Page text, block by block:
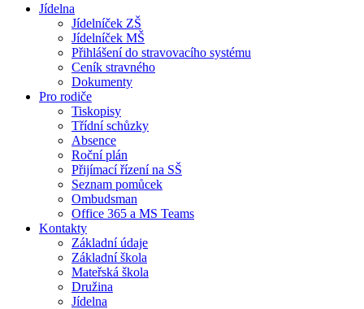
Jídelna
Jídelníček ZŠ
Jídelníček MŠ
Přihlášení do stravovacího systému
Ceník stravného
Dokumenty
Pro rodiče
Tiskopisy
Třídní schůzky
Absence
Roční plán
Přijímací řízení na SŠ
Seznam pomůcek
Ombudsman
Office 365 a MS Teams
Kontakty
Základní údaje
Základní škola
Mateřská škola
Družina
Jídelna